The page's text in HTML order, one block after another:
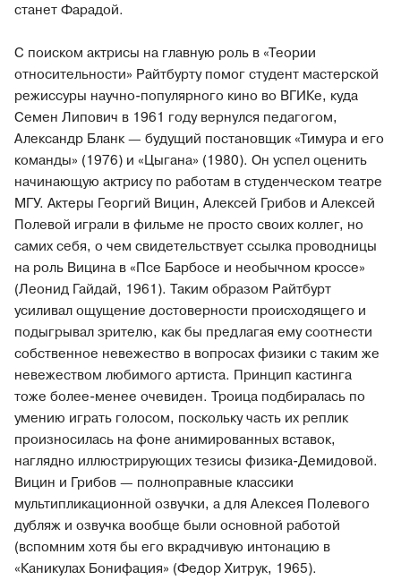
станет Фарадой.
С поиском актрисы на главную роль в «Теории
относительности» Райтбурту помог студент мастерской
режиссуры научно-популярного кино во ВГИКе, куда
Семен Липович в 1961 году вернулся педагогом,
Александр Бланк — будущий постановщик «Тимура и его
команды» (1976) и «Цыгана» (1980). Он успел оценить
начинающую актрису по работам в студенческом театре
МГУ. Актеры Георгий Вицин, Алексей Грибов и Алексей
Полевой играли в фильме не просто своих коллег, но
самих себя, о чем свидетельствует ссылка проводницы
на роль Вицина в «Псе Барбосе и необычном кроссе»
(Леонид Гайдай, 1961). Таким образом Райтбурт
усиливал ощущение достоверности происходящего и
подыгрывал зрителю, как бы предлагая ему соотнести
собственное невежество в вопросах физики с таким же
невежеством любимого артиста. Принцип кастинга
тоже более-менее очевиден. Троица подбиралась по
умению играть голосом, поскольку часть их реплик
произносилась на фоне анимированных вставок,
наглядно иллюстрирующих тезисы физика-Демидовой.
Вицин и Грибов — полноправные классики
мультипликационной озвучки, а для Алексея Полевого
дубляж и озвучка вообще были основной работой
(вспомним хотя бы его вкрадчивую интонацию в
«Каникулах Бонифация» (Федор Хитрук, 1965).